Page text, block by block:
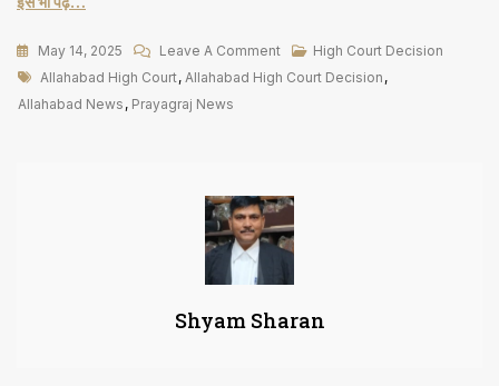
May 14, 2025 Leave A CommentOn
नगर
और
अधिशासी
को
नोटिस
High Court Decision
Tags
Allahabad High Court, Allahabad High Court Decision ,
Allahabad News , Prayagraj News
Shyam Sharan